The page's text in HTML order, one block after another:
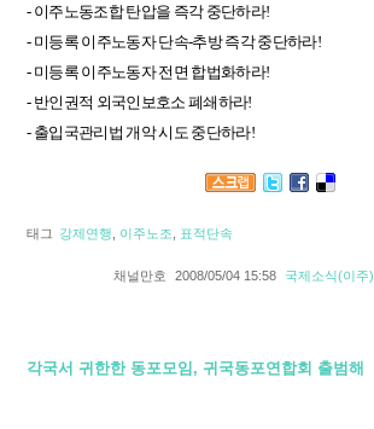
- 이주노동조합탄압을 즉각 중단하라!
- 미등록 이주노동자단속-추방즉각중단하라!
- 미등록 이주노동자전면 합법화하라!
- 반인권적 외국인보호소 폐쇄하라!
- 출입국관리법 개악시도 중단하라!
태그 강제연행 이주노조 표적단속
채널만호 2008/05/04 15:58 국제소식(이주)
각국서 귀한한 동포모임, 귀국동포연합회 출범해